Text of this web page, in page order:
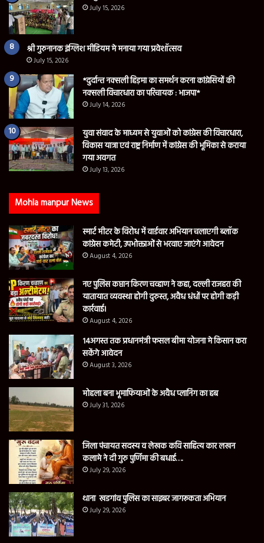
July 15, 2026
श्री गुरुनानक इंग्लिश मीडियम मे मनाया गया प्रवेशॉत्सव
July 15, 2026
*दुर्दान्त नक्सली हिड़मा का समर्थन करना कांग्रेसियों की
नक्सली विचारधारा का परिचायक : भाजपा*
July 14, 2026
युवा संवाद के माध्यम से युवाओं को कांग्रेस की विचारधारा,
विकास यात्रा एवं राष्ट्र निर्माण में कांग्रेस की भूमिका से कराया
गया अवगत
July 13, 2026
Mohla manpur News
स्मार्ट मीटर के विरोध में वार्डवार अभियान चलाएगी ब्लॉक
कांग्रेस कमेटी, उपभोक्ताओं से भरवाए जाएंगे आवेदन
August 4, 2026
नए पुलिस कप्तान किरण चव्हाण ने कहा, दल्ली राजहरा की
यातायात व्यवस्था होगी दुरुस्त, अवैध धंधों पर होगी कड़ी
कार्रवाई।
August 4, 2026
14अगस्त तक प्रधानमंत्री फसल बीमा योजना मे किसान करा
सकेंगे आवेदन
August 3, 2026
मोहला बना भूमाफियाओं के अवैध प्लानिंग का हब
July 31, 2026
जिला पंचायत सदस्य व लेखक कवि साहित्य कार लखन
कलामे ने दी गुरु पुर्णिमा की बधाई….
July 29, 2026
थाना खडगांव पुलिस का साइबर जागरूकता अभियान
July 29, 2026